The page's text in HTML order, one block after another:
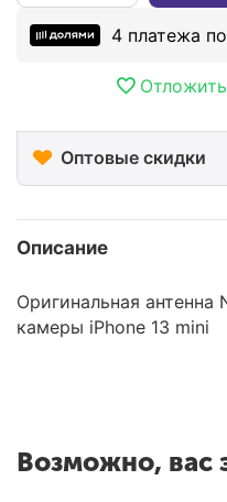
4 платежа по
Отложить
Оптовые скидки
Описание
Оригинальная
камеры iPhone 13 mini
Возможно, вас